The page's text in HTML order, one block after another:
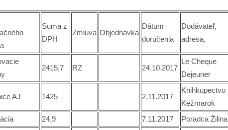
Suma z
DPH
Zmluva Objednávka
Dátum
doručenia
Dodávateľ,
adresa,
2415,7 RZ 24.10.2017
Le Cheque
Dejeuner
AJ 1425 2.11.2017
Knihkupectvo
Kežmarok
24,9 7.11.2017 Poradca Žilina